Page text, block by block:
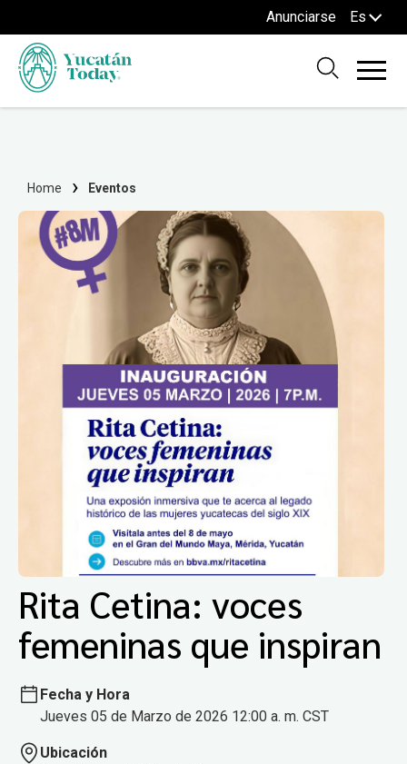
Anunciarse Es
Home Eventos
Rita Cetina: voces
femeninas que inspiran
Fecha y Hora
Jueves 05 de Marzo de 2026 12:00 a. m. CST
Ubicación